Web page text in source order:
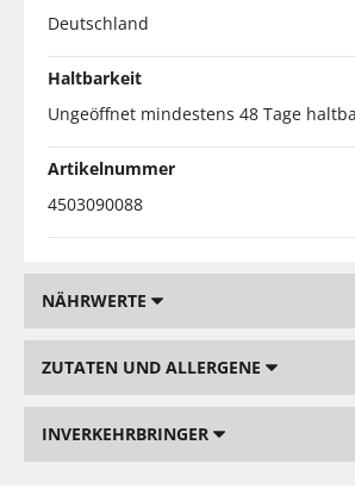
Deutschland
Haltbarkeit
Ungeöffnet mindestens 48 Tage
Artikelnummer
4503090088
NÄHRWERTE
ZUTATEN UND ALLERGENE
INVERKEHRBRINGER